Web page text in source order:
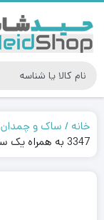
خانه ساک و چمدان
3347 به همراه یک ساک مسافرتی